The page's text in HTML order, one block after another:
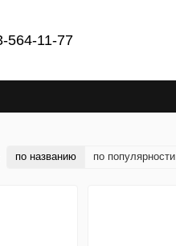
564-11-77
по названию по популярности